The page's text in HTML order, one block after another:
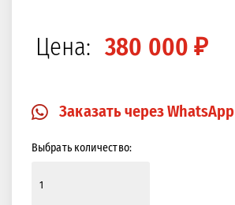
Цена: 380 000 ₽
Заказать через WhatsApp
Выбрать количество: